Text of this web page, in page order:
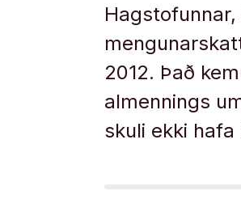
2012. Það
almennings
skuli ekki